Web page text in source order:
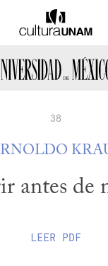
38
antes de
LEER PDF